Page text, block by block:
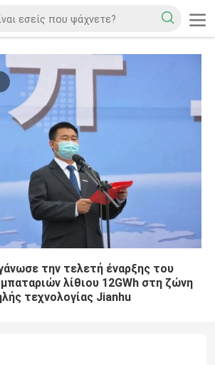
την τελετή έναρξης του
λίθιου 12GWh στη ζώνη
τεχνολογίας Jianhu